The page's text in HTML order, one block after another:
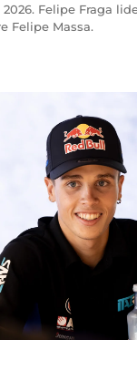
2026. Felipe Fraga
Felipe Massa.